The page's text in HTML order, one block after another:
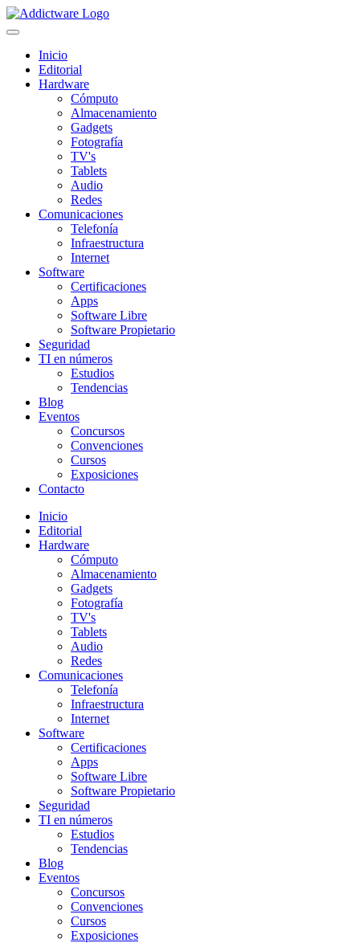
Inicio
Editorial
Hardware
Cómputo
Almacenamiento
Gadgets
Fotografía
TV's
Tablets
Audio
Redes
Comunicaciones
Telefonía
Infraestructura
Internet
Software
Certificaciones
Apps
Software Libre
Software Propietario
Seguridad
TI en números
Estudios
Tendencias
Blog
Eventos
Concursos
Convenciones
Cursos
Exposiciones
Contacto
Inicio
Editorial
Hardware
Cómputo
Almacenamiento
Gadgets
Fotografía
TV's
Tablets
Audio
Redes
Comunicaciones
Telefonía
Infraestructura
Internet
Software
Certificaciones
Apps
Software Libre
Software Propietario
Seguridad
TI en números
Estudios
Tendencias
Blog
Eventos
Concursos
Convenciones
Cursos
Exposiciones